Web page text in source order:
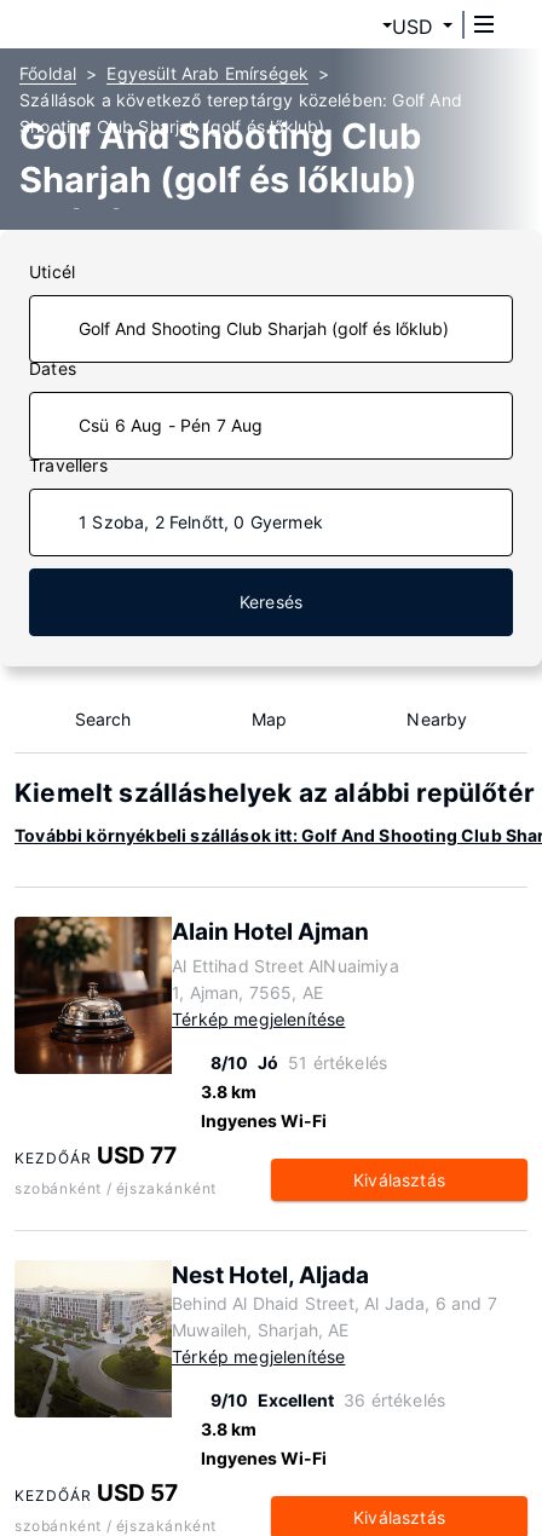
USD
Főoldal
Egyesült Arab Emírségek
Szállások a következő tereptárgy közelében: Golf And
Shooting Club Sharjah (golf és lőklub)
Golf And Shooting Club
Sharjah (golf és lőklub)
Szállás
Uticél
Dates
Csü 6 Aug - Pén 7 Aug
Travellers
1 Szoba, 2 Felnőtt, 0 Gyermek
Keresés
Search Map Nearby
Kiemelt szálláshelyek az alábbi
További környékbeli szállások itt: Golf And Shooting Club
Alain Hotel Ajman
Al Ettihad Street AlNuaimiya
1, Ajman, 7565, AE
Térkép megjelenítése
8/10 Jó 51 értékelés
3.8 km
Ingyenes Wi-Fi
KEZDŐÁR USD 77
szobánként / éjszakánként Kiválasztás
Nest Hotel, Aljada
Behind Al Dhaid Street, Al Jada, 6 and 7
Muwaileh, Sharjah, AE
Térkép megjelenítése
9/10 Excellent 36 értékelés
3.8 km
Ingyenes Wi-Fi
KEZDŐÁR USD 57
szobánként / éjszakánként Kiválasztás